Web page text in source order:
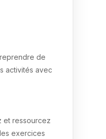
de
activités avec
et ressourcez
exercices